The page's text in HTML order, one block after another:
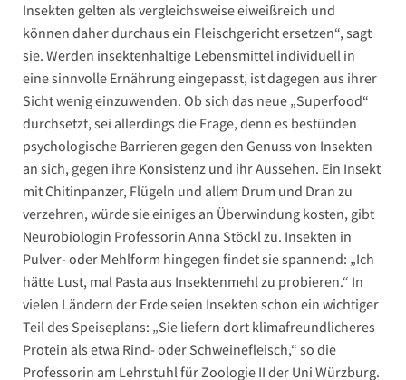
Insekten gelten als vergleichsweise eiweißreich und
können daher durchaus ein Fleischgericht ersetzen“, sagt
sie. Werden insektenhaltige Lebensmittel individuell in
eine sinnvolle Ernährung eingepasst, ist ­dagegen aus ihrer
Sicht wenig einzuwenden. Ob sich das neue „Superfood“
durchsetzt, sei allerdings die Frage, denn es bestünden
psychologische Barrieren gegen den Genuss von Insekten
an sich, gegen ihre Konsistenz und ihr Aussehen. Ein Insekt
mit Chitinpanzer, Flügeln und allem Drum und Dran zu
verzehren, würde sie einiges an Überwindung kosten, gibt
Neurobiologin Professorin Anna Stöckl zu. Insekten in
Pulver- oder Mehlform hingegen findet sie spannend: „Ich
hätte Lust, mal Pasta aus Insektenmehl zu probieren.“ In
vielen Ländern der Erde seien Insekten schon ein wichtiger
Teil des Speiseplans: „Sie liefern dort klimafreundlicheres
Protein als etwa Rind- oder Schweinefleisch,“ so die
Professorin am Lehrstuhl für Zoologie II der Uni Würzburg.